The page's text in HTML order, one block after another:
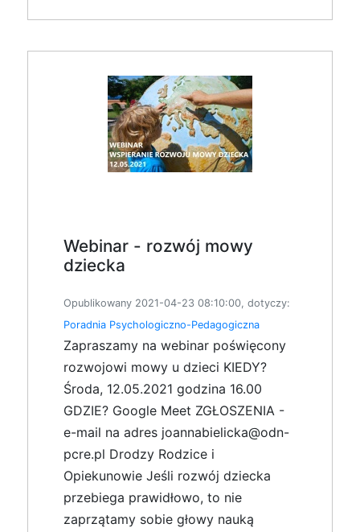
Webinar - rozwój mowy
dziecka
Opublikowany 2021-04-23 08:10:00, dotyczy:
Poradnia Psychologiczno-Pedagogiczna
Zapraszamy na webinar poświęcony
rozwojowi mowy u dzieci KIEDY?
Środa, 12.05.2021 godzina 16.00
GDZIE? Google Meet ZGŁOSZENIA -
e-mail na adres joannabielicka@odn-
pcre.pl Drodzy Rodzice i
Opiekunowie Jeśli rozwój dziecka
przebiega prawidłowo, to nie
zaprzątamy sobie głowy nauką